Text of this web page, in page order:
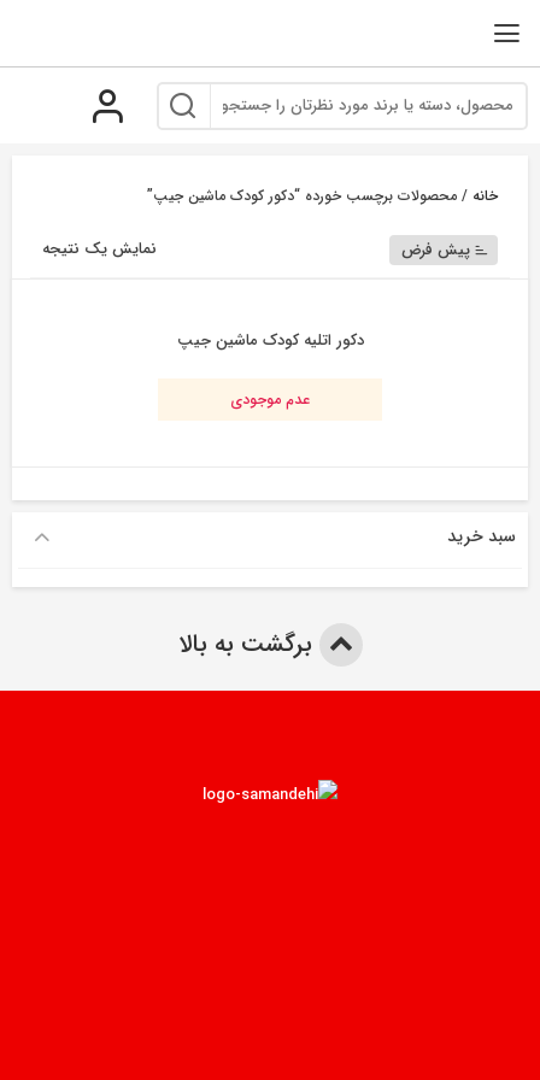
خانه / محصولات برچسب خورده “دکور کودک ماشین جیپ”
نمایش یک نتیجه پیش فرض
دکور اتلیه کودک ماشین جیپ
عدم موجودی
سبد خرید
برگشت به بالا